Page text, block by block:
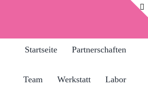
Startseite Partnerschaften
Team Werkstatt Labor